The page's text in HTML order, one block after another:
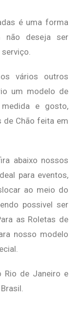
é uma forma
não deseja ser
vários outros
um modelo de
e gosto,
de Chão feita em
abaixo nossos
para eventos,
ao meio do
possivel ser
as Roletas de
nosso modelo
Rio de Janeiro e